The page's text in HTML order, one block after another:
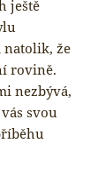
ještě
natolik, že
rovině.
nezbývá,
svou